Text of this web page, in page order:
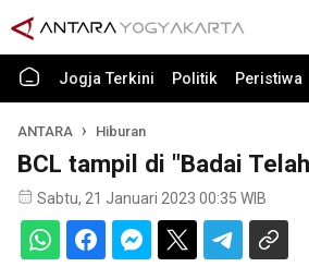
Jogja Terkini Politik Peristiwa
ANTARA Hiburan
BCL tampil di "Badai
Sabtu, 21 Januari 2023 00:35 WIB